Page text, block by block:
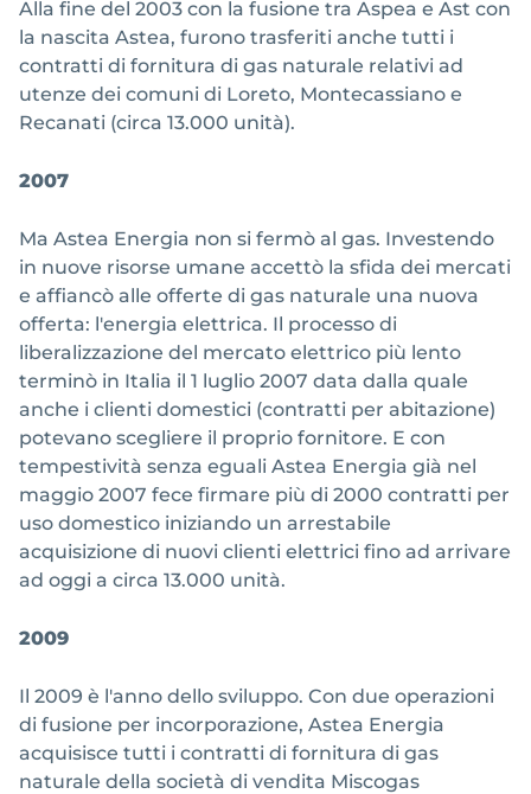
Alla fine del 2003 con la fusione tra Aspea e Ast con
la nascita Astea, furono trasferiti anche tutti i
contratti di fornitura di gas naturale relativi ad
utenze dei comuni di Loreto, Montecassiano e
Recanati (circa 13.000 unità).
2007
Ma Astea Energia non si fermò al gas. Investendo
in nuove risorse umane accettò la sfida dei mercati
e affiancò alle offerte di gas naturale una nuova
offerta: l'energia elettrica. Il processo di
liberalizzazione del mercato elettrico più lento
terminò in Italia il 1 luglio 2007 data dalla quale
anche i clienti domestici (contratti per abitazione)
potevano scegliere il proprio fornitore. E con
tempestività senza eguali Astea Energia già nel
maggio 2007 fece firmare più di 2000 contratti per
uso domestico iniziando un arrestabile
acquisizione di nuovi clienti elettrici fino ad arrivare
ad oggi a circa 13.000 unità.
2009
Il 2009 è l'anno dello sviluppo. Con due operazioni
di fusione per incorporazione, Astea Energia
acquisisce tutti i contratti di fornitura di gas
naturale della società di vendita Miscogas